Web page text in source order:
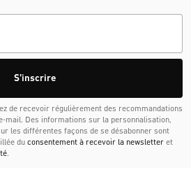
S'inscrire
de recevoir régulièrement des recommandations
mail. Des informations sur la personnalisation,
les différentes façons de se désabonner sont
du consentement à recevoir la newsletter et
.